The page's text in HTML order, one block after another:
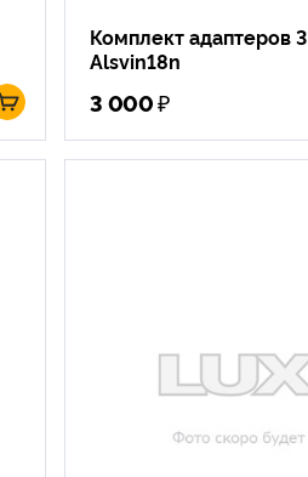
Комплект адаптеров
Alsvin18n
3 000₽